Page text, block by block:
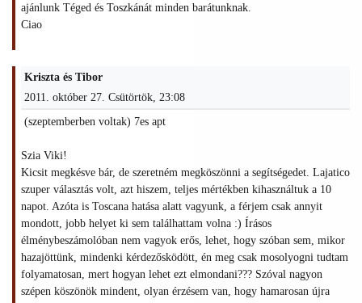
ajánlunk Téged és Toszkánát minden barátunknak.
Ciao
Kriszta és Tibor
2011. október 27. Csütörtök, 23:08
(szeptemberben voltak) 7es apt
Szia Viki!
Kicsit megkésve bár, de szeretném megköszönni a segítségedet. Lajatico
szuper választás volt, azt hiszem, teljes mértékben kihasználtuk a 10
napot. Azóta is Toscana hatása alatt vagyunk, a férjem csak annyit
mondott, jobb helyet ki sem találhattam volna :) Írásos
élménybeszámolóban nem vagyok erős, lehet, hogy szóban sem, mikor
hazajöttünk, mindenki kérdezősködött, én meg csak mosolyogni tudtam
folyamatosan, mert hogyan lehet ezt elmondani??? Szóval nagyon
szépen köszönök mindent, olyan érzésem van, hogy hamarosan újra